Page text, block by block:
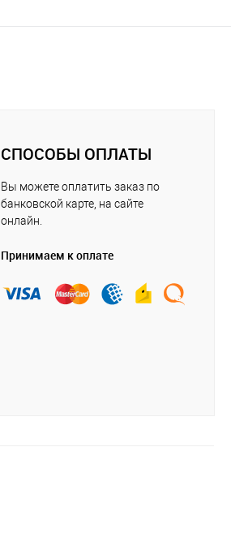
СПОСОБЫ ОПЛАТЫ
Вы можете оплатить заказ по
банковской карте, на сайте
онлайн.
Принимаем к оплате